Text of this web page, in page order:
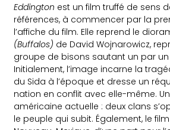
Eddington est un film truffé de sens
références, à commencer par la
l’affiche du film. Elle reprend le
(Buffalos) de David Wojnarowicz,
groupe de bisons sautant un par un
Initialement, l’image incarne la
du Sida à l’époque et dresse un
nation en conflit avec elle-même.
américaine actuelle : deux clans
le peuple qui subit. Également, le